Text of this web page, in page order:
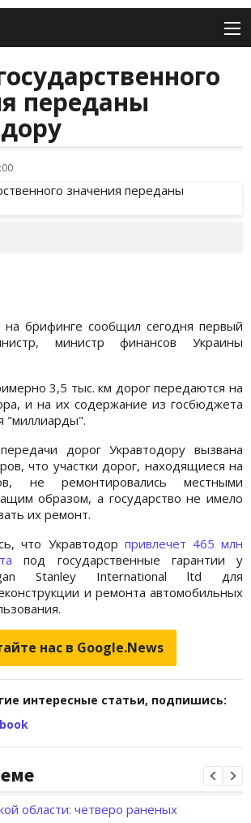
переданы
брифинге сообщил сегодня первый
министр финансов Украины
3,5 тыс. км дорог передаются на
и на их содержание из госбюджета
"миллиарды".
дорог Укравтодору вызвана
что участки дорог, находящиеся на
не ремонтировались местными
образом, а государство не имело
их ремонт.
что Укравтодор привлечет 465 млн
под государственные гарантии у
Stanley International ltd для
и ремонта автомобильных
нас в Google.News
интересные статьи, подпишись: